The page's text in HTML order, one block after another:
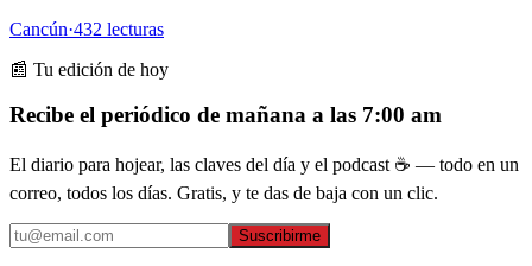
Cancún·432 lecturas
📰 Tu edición de hoy
Recibe el periódico de mañana a las 7:00 am
El diario para hojear, las claves del día y el podcast ☕ — todo en un
correo, todos los días. Gratis, y te das de baja con un clic.
Suscribirme